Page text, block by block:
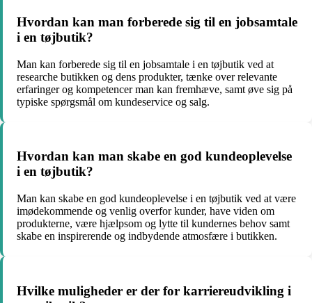
Hvordan kan man forberede sig til en jobsamtale
i en tøjbutik?
Man kan forberede sig til en jobsamtale i en tøjbutik ved at
researche butikken og dens produkter, tænke over relevante
erfaringer og kompetencer man kan fremhæve, samt øve sig på
typiske spørgsmål om kundeservice og salg.
Hvordan kan man skabe en god kundeoplevelse
i en tøjbutik?
Man kan skabe en god kundeoplevelse i en tøjbutik ved at være
imødekommende og venlig overfor kunder, have viden om
produkterne, være hjælpsom og lytte til kundernes behov samt
skabe en inspirerende og indbydende atmosfære i butikken.
Hvilke muligheder er der for karriereudvikling i